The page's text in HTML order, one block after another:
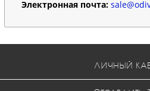
Электронная почта:
ЛИЧНЫЙ